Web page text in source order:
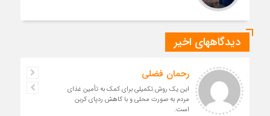
دیدگاههای اخیر
رحمان فضلی
این یک روش تکمیلی برای کمک به تأمین غذای
مردم به صورت محلی و با کاهش ردپای کربن
است.